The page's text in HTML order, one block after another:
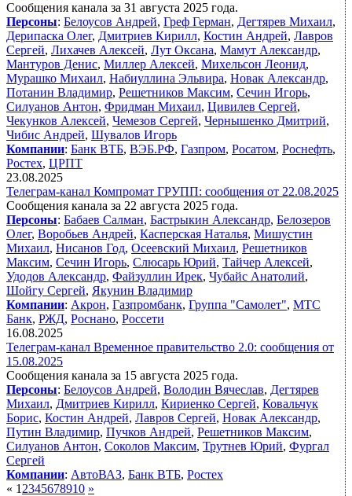
Сообщения канала за 31 августа 2025 года.
Персоны: Белоусов Андрей, Греф Герман, Дегтярев Михаил,
Дерипаска Олег, Дмитриев Кирилл, Костин Андрей, Лавров
Сергей, Лихачев Алексей, Лут Оксана, Мамут Александр,
Мантуров Денис, Миллер Алексей, Михельсон Леонид,
Мурашко Михаил, Набиуллина Эльвира, Новак Александр,
Потанин Владимир, Решетников Максим, Сечин Игорь,
Силуанов Антон, Фридман Михаил, Цивилев Сергей,
Чекунков Алексей, Чемезов Сергей, Чернышенко Дмитрий,
Чибис Андрей, Шувалов Игорь
Компании: Банк ВТБ, ВЭБ.РФ, Газпром, Росатом, Роснефть,
Ростех, ЦРПТ
23.08.2025
Телеграм-канал Компромат ГРУПП: сообщения от 22.08.2025
Сообщения канала за 22 августа 2025 года.
Персоны: Бабаев Салман, Бастрыкин Александр, Белозеров
Олег, Воробьев Андрей, Касперская Наталья, Мишустин
Михаил, Нисанов Год, Осеевский Михаил, Решетников
Максим, Сечин Игорь, Слюсарь Юрий, Тайчер Алексей,
Удодов Александр, Файзуллин Ирек, Чубайс Анатолий,
Шойгу Сергей, Якунин Владимир
Компании: Акрон, Газпромбанк, Группа "Самолет", МТС
Банк, РЖД, Роснано, Россети
16.08.2025
Телеграм-канал Временное правительство 2.0: сообщения от
15.08.2025
Сообщения канала за 15 августа 2025 года.
Персоны: Белоусов Андрей, Володин Вячеслав, Дегтярев
Михаил, Дмитриев Кирилл, Кириенко Сергей, Ковальчук
Борис, Костин Андрей, Лавров Сергей, Новак Александр,
Путин Владимир, Пучков Андрей, Решетников Максим,
Силуанов Антон, Соколов Максим, Трутнев Юрий, Фургал
Сергей
Компании: АвтоВАЗ, Банк ВТБ, Ростех
« 1 2345678910 »